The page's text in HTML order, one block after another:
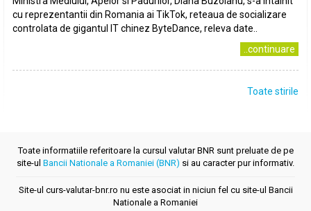
cu reprezentantii din Romania ai TikTok, reteaua de socializare
controlata de gigantul IT chinez ByteDance, releva date..
..continuare
Toate stirile
Toate informatiile referitoare la cursul valutar BNR sunt preluate de pe
site-ul Bancii Nationale a Romaniei (BNR) si au caracter pur informativ.
Site-ul curs-valutar-bnr.ro nu este asociat in niciun fel cu site-ul Bancii
Nationale a Romaniei